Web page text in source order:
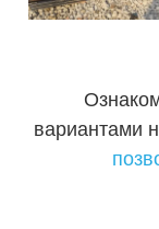
вариантами